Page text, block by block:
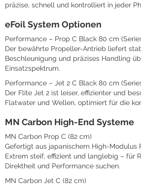
präzise, schnell und kontrolliert in jeder
eFoil System Optionen
Performance – Prop C Black 80 cm
Der bewährte Propeller-Antrieb liefert
Beschleunigung und präzises Handling
Einsatzspektrum.
Performance – Jet 2 C Black 80 cm
Der Flite Jet 2 ist leiser, effizienter und
Flatwater und Wellen, optimiert für die
MN Carbon High-End Systeme
MN Carbon Prop C (82 cm)
Gefertigt aus japanischem High-Modulus
Extrem steif, effizient und langlebig – für
Direktheit und Performance suchen.
MN Carbon Jet C (82 cm)